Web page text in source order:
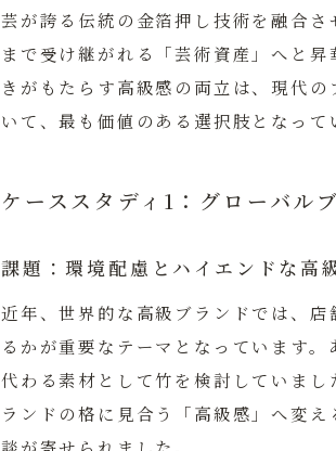
芸が誇る伝統の金箔押し技術を融合
まで受け継がれる「芸術資産」へと
きがもたらす高級感の両立は、現代
いて、最も価値のある選択肢となって
ケーススタディ1：グローバ
課題：環境配慮とハイエンドな高
近年、世界的な高級ブランドでは、
るかが重要なテーマとなっています
代わる素材として竹を検討していま
ランドの格に見合う「高級感」へ変